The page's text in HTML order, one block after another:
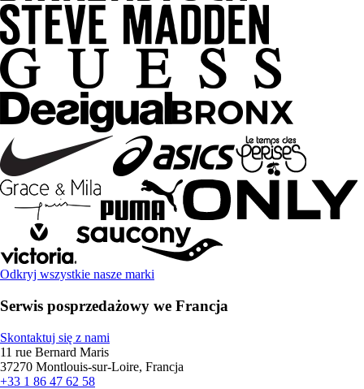
Odkryj wszystkie nasze marki
Serwis posprzedażowy we Francja
Skontaktuj się z nami
11 rue Bernard Maris
37270 Montlouis-sur-Loire, Francja
+33 1 86 47 62 58